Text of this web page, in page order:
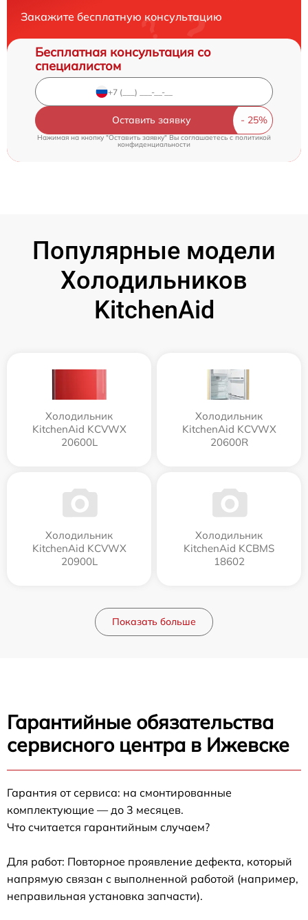
Закажите бесплатную консультацию
Бесплатная консультация со
специалистом
Оставить заявку
Нажимая на кнопку "Оставить заявку" Вы соглашаетесь cполитикой
конфиденциальности
Популярные модели
Холодильников
KitchenAid
Холодильник
KitchenAid KCVWX
20600L
Холодильник
KitchenAid KCVWX
20600R
Холодильник
KitchenAid KCVWX
20900L
Холодильник
KitchenAid KCBMS
18602
Показать больше
Гарантийные обязательства
сервисного центра в Ижевске
Гарантия от сервиса: на смонтированные
комплектующие — до 3 месяцев.
Что считается гарантийным случаем?
Для работ: Повторное проявление дефекта, который
напрямую связан с выполненной работой (например,
неправильная установка запчасти).